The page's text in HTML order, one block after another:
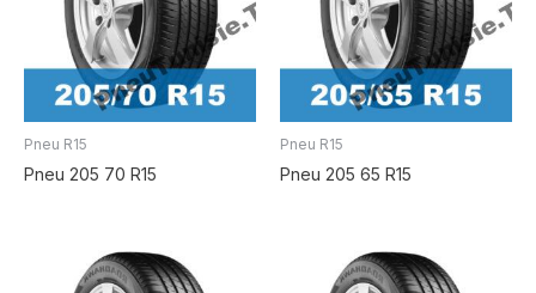
Pneu R15
Pneu 205 70 R15
Pneu R15
Pneu 205 65 R15